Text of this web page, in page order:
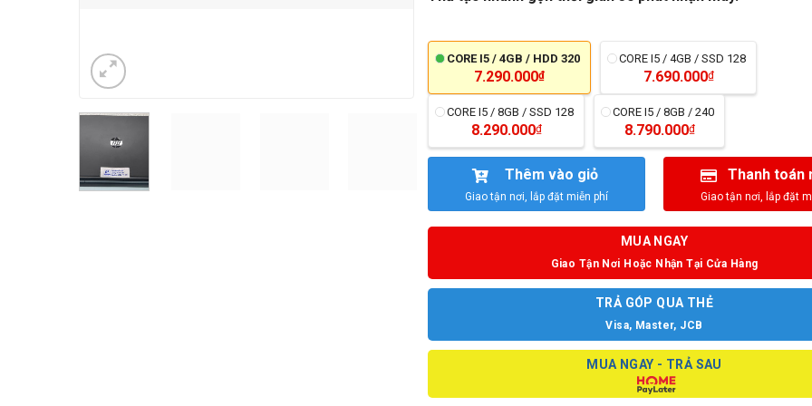
CORE I5 / 4GB / HDD 320
7.290.000₫
CORE I5 / 4GB / SSD 128
7.690.000₫
CORE I5 / 8GB / SSD 128
8.290.000₫
CORE I5 / 8GB / 240
8.790.000₫
Thêm vào giỏ Thanh toán
MUA NGAY
Giao Tận Nơi Hoặc Nhận Tại Cửa Hàng
TRẢ GÓP QUA THẺ
Visa, Master, JCB
MUA NGAY - TRẢ SAU